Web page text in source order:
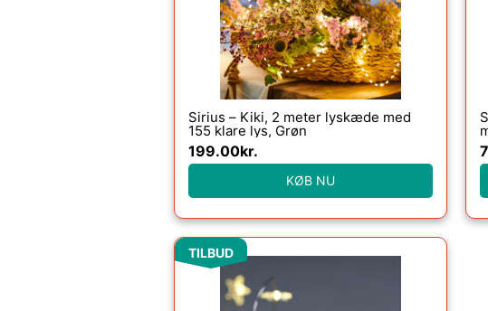
Sirius – Kiki, 2 meter lyskæde med
155 klare lys, Grøn
199.00kr.
KØB NU
TILBUD
pris
var: